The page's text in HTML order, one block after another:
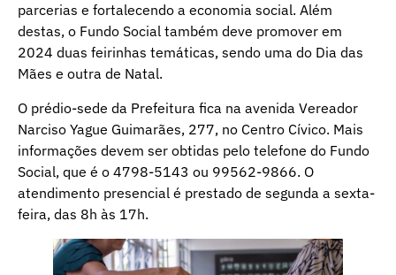
parcerias e fortalecendo a economia social. Além
destas, o Fundo Social também deve promover em
2024 duas feirinhas temáticas, sendo uma do Dia das
Mães e outra de Natal.
O prédio-sede da Prefeitura fica na avenida Vereador
Narciso Yague Guimarães, 277, no Centro Cívico. Mais
informações devem ser obtidas pelo telefone do Fundo
Social, que é o 4798-5143 ou 99562-9866. O
atendimento presencial é prestado de segunda a sexta-
feira, das 8h às 17h.